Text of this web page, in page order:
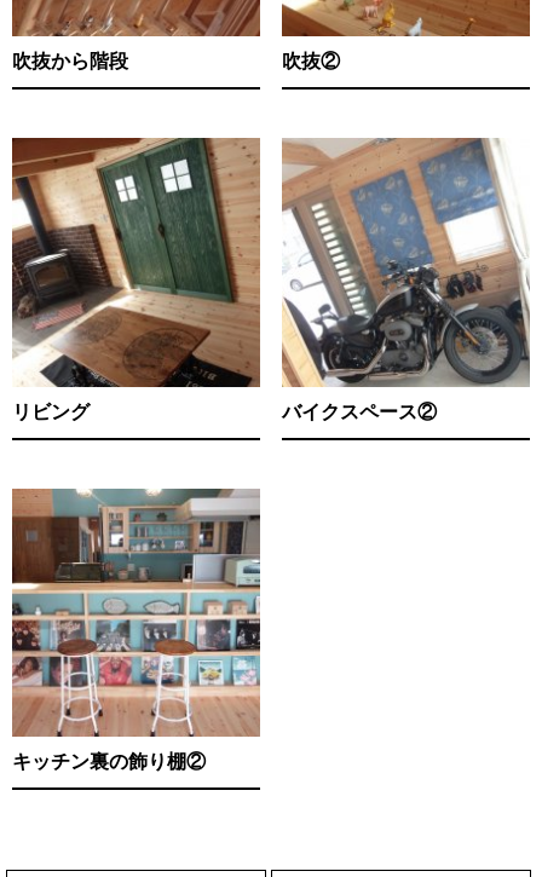
吹抜から階段 吹抜②
リビング バイクスペース②
キッチン裏の飾り棚②